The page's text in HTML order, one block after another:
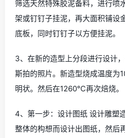
筛选天然特殊胶泥备料，进行喷
架或钉钉子挂泥，再大面积铺设
底板，同时钉钉子以方便挂泥。
3、在新的造型上分段进行设计
斯拍的照片。新造型烧成温度
明状。然后在1260℃再次焙烧。
4、第一步：设计图纸 设计雕塑
整体的构想而设计出图纸，然后